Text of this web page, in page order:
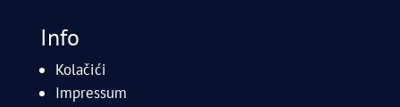
Info
Kolačići
Impressum